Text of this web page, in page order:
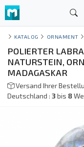
KATALOG ORNAMENT
POLIERTER
NATURSTEIN,
MADAGASKAR
Versand Ihrer
Deutschland : 3bis 8